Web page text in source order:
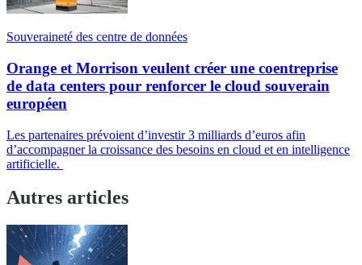
Souveraineté des centre de données
Orange et Morrison veulent créer une coentreprise
de data centers pour renforcer le cloud souverain
européen
Les partenaires prévoient d’investir 3 milliards d’euros afin
d’accompagner la croissance des besoins en cloud et en intelligence
artificielle.
Autres articles